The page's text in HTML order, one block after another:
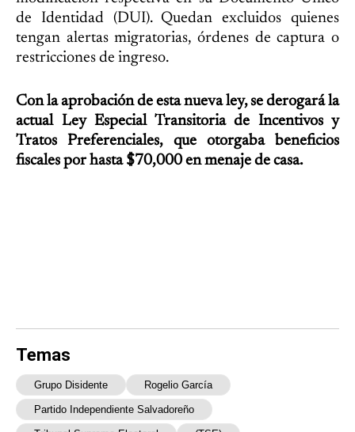
de Identidad (DUI). Quedan excluidos quienes
tengan alertas migratorias, órdenes de captura o
restricciones de ingreso.
Con la aprobación de esta nueva ley, se derogará la
actual Ley Especial Transitoria de Incentivos y
Tratos Preferenciales, que otorgaba beneficios
fiscales por hasta $70,000 en menaje de casa.
Temas
Grupo Disidente Rogelio García
Partido Independiente Salvadoreño